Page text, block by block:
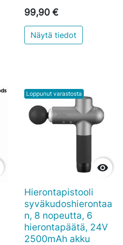
99,90 €
Näytä tiedot
Loppunut varastosta

Hierontapistooli
syväkudoshierontaa
n, 8 nopeutta, 6
hierontapäätä, 24V
2500mAh akku